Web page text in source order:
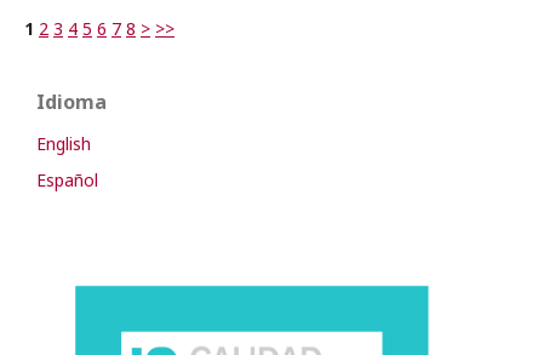
1 2 3 4 5 6 7 8 > >>
Idioma
English
Español